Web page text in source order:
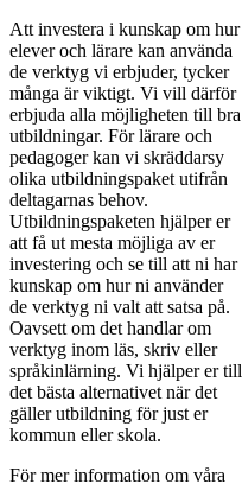
Att investera i kunskap om hur
elever och lärare kan använda
de verktyg vi erbjuder, tycker
många är viktigt. Vi vill därför
erbjuda alla möjligheten till bra
utbildningar. För lärare och
pedagoger kan vi skräddarsy
olika utbildningspaket utifrån
deltagarnas behov.
Utbildningspaketen hjälper er
att få ut mesta möjliga av er
investering och se till att ni har
kunskap om hur ni använder
de verktyg ni valt att satsa på.
Oavsett om det handlar om
verktyg inom läs, skriv eller
språkinlärning. Vi hjälper er till
det bästa alternativet när det
gäller utbildning för just er
kommun eller skola.
För mer information om våra